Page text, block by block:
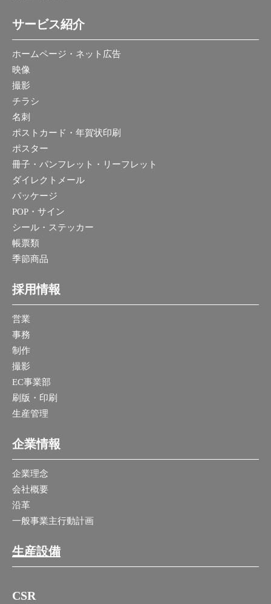
サービス紹介
ホームページ・ネット広告
映像
撮影
チラシ
名刺
ポストカード・年賀状印刷
ポスター
冊子・パンフレット・リーフレット
ダイレクトメール
パッケージ
POP・サイン
シール・ステッカー
帳票類
季節商品
採用情報
営業
事務
制作
撮影
EC事業部
刷版・印刷
生産管理
企業情報
企業理念
会社概要
沿革
一般事業主行動計画
生産設備
CSR